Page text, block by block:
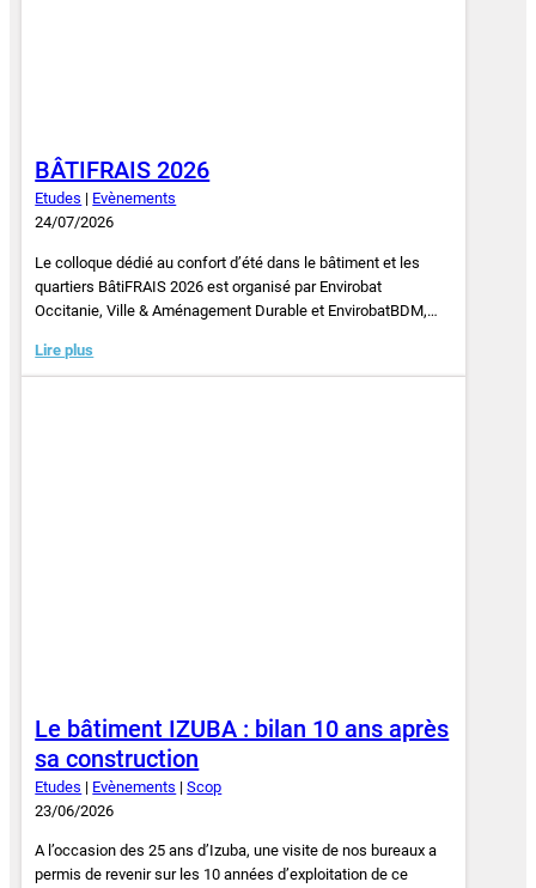
BÂTIFRAIS 2026
Etudes | Evènements
24/07/2026
Le colloque dédié au confort d’été dans le bâtiment et les
quartiers BâtiFRAIS 2026 est organisé par Envirobat
Occitanie, Ville & Aménagement Durable et EnvirobatBDM,…
Lire plus
Le bâtiment IZUBA : bilan 10 ans après
sa construction
Etudes | Evènements |Scop
23/06/2026
A l’occasion des 25 ans d’Izuba, une visite de nos bureaux a
permis de revenir sur les 10 années d’exploitation de ce